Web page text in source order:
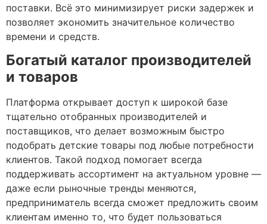
поставки. Всё это минимизирует риски задержек и
позволяет экономить значительное количество
времени и средств.
Богатый каталог производителей
и товаров
Платформа открывает доступ к широкой базе
тщательно отобранных производителей и
поставщиков, что делает возможным быстро
подобрать детские товары под любые потребности
клиентов. Такой подход помогает всегда
поддерживать ассортимент на актуальном уровне —
даже если рыночные тренды меняются,
предприниматель всегда сможет предложить своим
клиентам именно то, что будет пользоваться